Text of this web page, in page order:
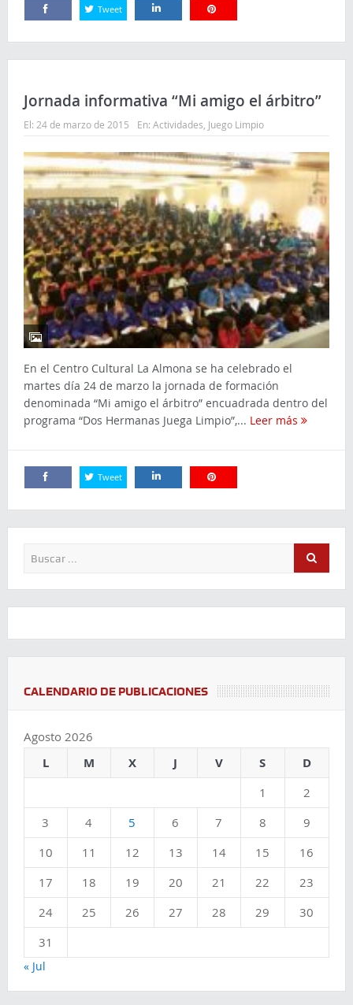
Tweet
Jornada informativa “Mi amigo el árbitro”
El: 24 de marzo de 2015 En: Actividades Juego Limpio
En el Centro Cultural La Almona se ha celebrado el
martes día 24 de marzo la jornada de formación
denominada “Mi amigo el árbitro” encuadrada dentro del
programa “Dos Hermanas Juega Limpio”,... Leer más
Tweet
CALENDARIO DE PUBLICACIONES
Agosto 2026
L M X J V S D
1
2
3
4 5 6 7 8
9
10
11 12 13 14 15
16
17
18 19 20 21 22
23
24
25 26 27 28 29
30
31
« Jul